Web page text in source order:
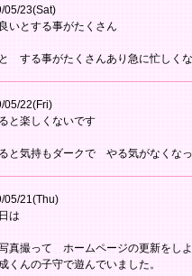
23(Sat)
いとする事がたくさん
する事がたくさんあり急に忙しく
22(Fri)
と楽しくないです
と気持もダークで やる気がなくな
21(Thu)
は
真撮って ホームページの更新をし
んの子守で遊んでいました。